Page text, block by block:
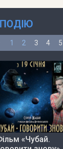
1 2 3 4 5
«Чубай.